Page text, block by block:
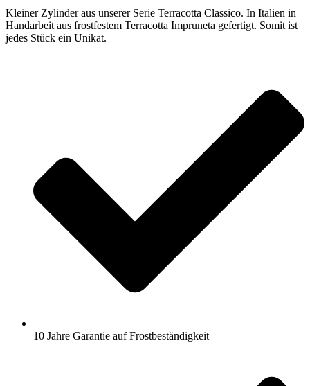
Kleiner Zylinder aus unserer Serie Terracotta Classico. In Italien in
Handarbeit aus frostfestem Terracotta Impruneta gefertigt. Somit ist
jedes Stück ein Unikat.
10 Jahre Garantie auf Frostbeständigkeit